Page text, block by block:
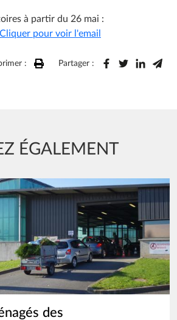
à partir du 26 mai :
Cliquer pour voir l'email
: Partager :
ÉGALEMENT
des